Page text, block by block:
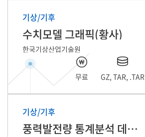
기상/기후
수치모델 그래픽(황사)
한국기상산업기술원
무료 GZ, TAR, .TAR
기상/기후
풍력발전량 통계분석 데이터